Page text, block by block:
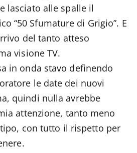
lasciato alle spalle il
“50 Sfumature di Grigio”. E
del tanto atteso
visione TV.
in onda stavo definendo
le date dei nuovi
quindi nulla avrebbe
attenzione, tanto meno
con tutto il rispetto per